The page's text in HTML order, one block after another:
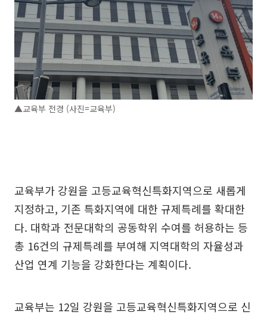
▲교육부 전경 (사진=교육부)
교육부가 강원을 고등교육혁신특화지역으로 새롭게
지정하고, 기존 특화지역에 대한 규제특례를 확대한
다. 대학과 전문대학의 공동학위 수여를 허용하는 등
총 16건의 규제특례를 부여해 지역대학의 자율성과
산업 연계 기능을 강화한다는 계획이다.
교육부는 12일 강원을 고등교육혁신특화지역으로 신